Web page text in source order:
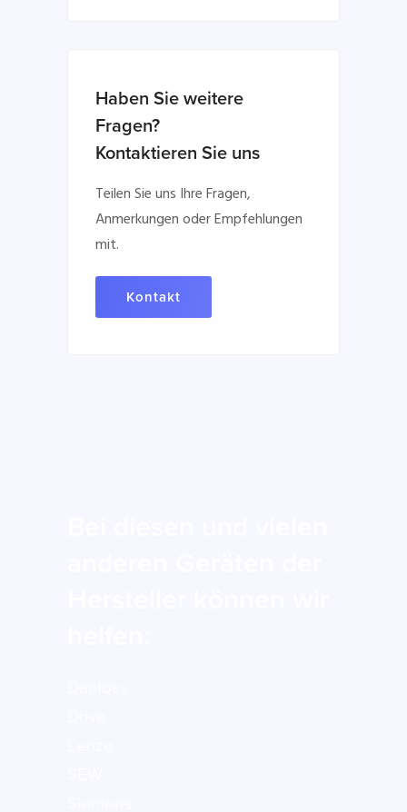
Haben Sie weitere
Fragen?
Kontaktieren Sie uns
Teilen Sie uns Ihre Fragen,
Anmerkungen oder Empfehlungen
mit.
Kontakt